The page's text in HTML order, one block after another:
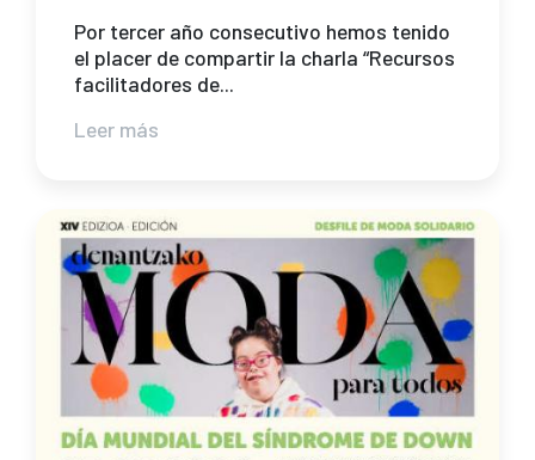
Por tercer año consecutivo hemos tenido
el placer de compartir la charla “Recursos
facilitadores de...
Leer más